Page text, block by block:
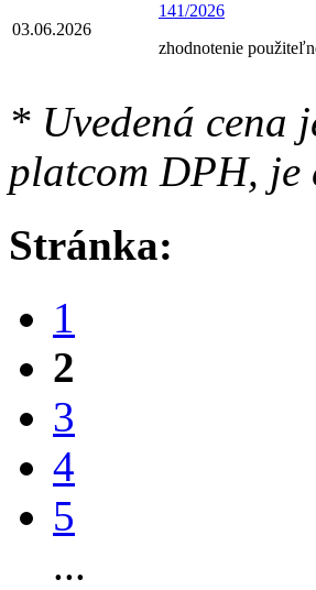
03.06.2026
141/2026
zhodnotenie
* Uvedená cena
platcom DPH, je
Stránka:
1
2
3
4
5
...